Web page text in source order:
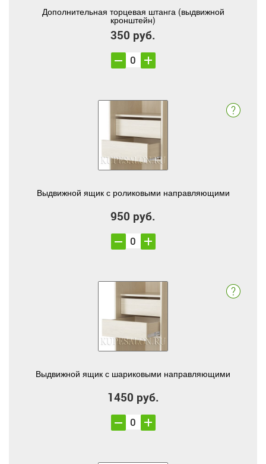
Дополнительная торцевая штанга (выдвижной
кронштейн)
350 руб.
Выдвижной ящик с роликовыми направляющими
950 руб.
Выдвижной ящик с шариковыми направляющими
1450 руб.